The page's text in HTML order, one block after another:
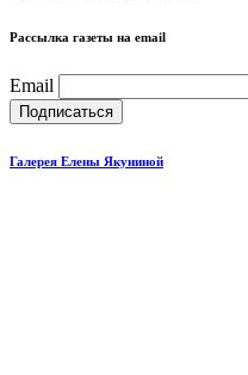
Рассылка газеты на email
Email
Галерея Елены Якуниной